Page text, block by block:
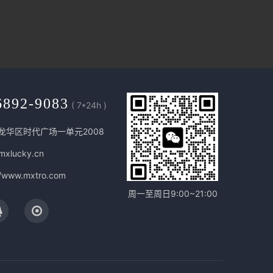
9083 ( 7*24h )
华区时代广场一单元2008
周一至周日9:00~21:00